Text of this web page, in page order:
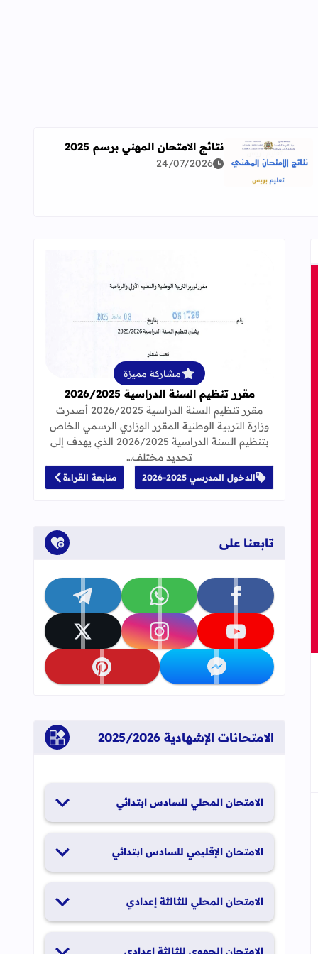
معمقة للوضعيات المهنية وفق آخر توصيف
اقرأ المزيد عن نتائج الامتحان المهني برسم 2025
نتائج الامتحان المهني برسم 2025
24/07/2026
العلامات المرجعية
قراءة المزيد عن مقرر تنظيم السنة الدراسية
مشاركة مميزة
مقرر تنظيم السنة الدراسية 2026/2025
مقرر تنظيم السنة الدراسية 2026/2025 أصدرت
وزارة التربية الوطنية المقرر الوزاري الرسمي الخاص
بتنظيم السنة الدراسية 2026/2025 الذي يهدف إلى
تحديد مختلف…
الدخول المدرسي 2025-2026 متابعة القراءة
تابعنا على
تابعنا على facebook تابعنا على whatsapp تابعنا على telegram
تابعنا على youtube تابعنا على instagram تابعنا على x
تابعنا على messenger تابعنا على pinterest
الامتحانات الإشهادية 2025/2026
الامتحان المحلي للسادس ابتدائي
الامتحان الإقليمي للسادس ابتدائي
الامتحان المحلي للثالثة إعدادي
الامتحان الجهوي للثالثة إعدادي